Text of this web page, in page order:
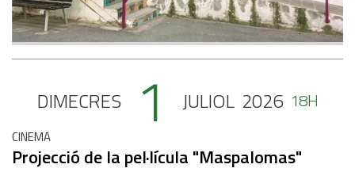
DIMECRES 1 JULIOL 2026 18H
CINEMA
Projecció de la pel·lícula "Maspalomas"